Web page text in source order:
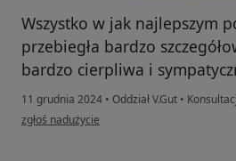
Wszystko w jak najlepszym
przebiegła bardzo
bardzo cierpliwa i
11 grudnia 2024 • Oddział V.Gut •
w opinii użytkownika Katarzyna
zgłoś nadużycie